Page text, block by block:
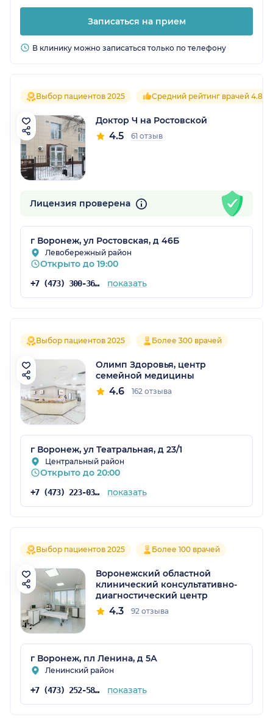
Записаться на прием
В клинику можно записаться только по телефону
Выбор пациентов 2025 Средний рейтинг врачей 4.8
Доктор Ч на Ростовской
4.5 61 отзыв
Лицензия проверена
г Воронеж, ул Ростовская, д 46Б
Левобережный район
Открыто до 19:00
+7 (473) 300-36-03 показать
Выбор пациентов 2025 Более 300 врачей
Олимп Здоровья, центр
семейной медицины
4.6 162 отзыва
г Воронеж, ул Театральная, д 23/1
Центральный район
Открыто до 20:00
+7 (473) 223-03-03 показать
Выбор пациентов 2025 Более 100 врачей
Воронежский областной
клинический консультативно-
диагностический центр
4.3 92 отзыва
г Воронеж, пл Ленина, д 5А
Ленинский район
+7 (473) 252-58-44 показать